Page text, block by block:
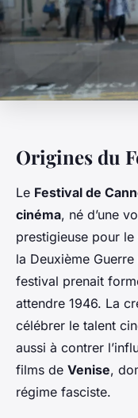
Origines du
Le Festival de
cinéma, né d’une
prestigieuse pour le
la Deuxième
festival prenait
attendre 1946. La
célébrer le talent
aussi à contrer
films de Venise,
régime fasciste.